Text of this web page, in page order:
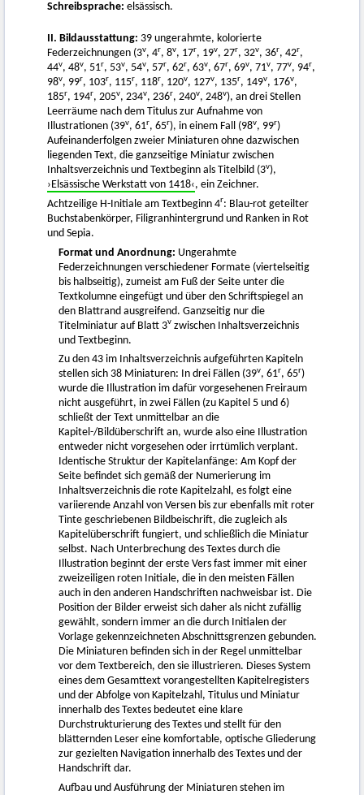
Schreibsprache: elsässisch.
II. Bildausstattung: 39 ungerahmte, kolorierte
Federzeichnungen (3v, 4r, 8v, 17r, 19v, 27r, 32v, 36r, 42r,
44v, 48v, 51r, 53v, 54v, 57r, 62r, 63v, 67r, 69v, 71v, 77v, 94r,
98v, 99r, 103r, 115r, 118r, 120v, 127v, 135r, 149v, 176v,
185r, 194r, 205v, 234v, 236r, 240v, 248v), an drei Stellen
Leerräume nach dem Titulus zur Aufnahme von
Illustrationen (39v, 61r, 65r), in einem Fall (98v, 99r)
Aufeinanderfolgen zweier Miniaturen ohne dazwischen
liegenden Text, die ganzseitige Miniatur zwischen
Inhaltsverzeichnis und Textbeginn als Titelbild (3v),
›Elsässische Werkstatt von 1418‹, ein Zeichner.
Achtzeilige H-Initiale am Textbeginn 4r: Blau-rot geteilter
Buchstabenkörper, Filigranhintergrund und Ranken in Rot
und Sepia.
Format und Anordnung: Ungerahmte
Federzeichnungen verschiedener Formate (viertelseitig
bis halbseitig), zumeist am Fuß der Seite unter die
Textkolumne eingefügt und über den Schriftspiegel an
den Blattrand ausgreifend. Ganzseitig nur die
Titelminiatur auf Blatt 3v zwischen Inhaltsverzeichnis
und Textbeginn.
Zu den 43 im Inhaltsverzeichnis aufgeführten Kapiteln
stellen sich 38 Miniaturen: In drei Fällen (39v, 61r, 65r)
wurde die Illustration im dafür vorgesehenen Freiraum
nicht ausgeführt, in zwei Fällen (zu Kapitel 5 und 6)
schließt der Text unmittelbar an die
Kapitel-/Bildüberschrift an, wurde also eine Illustration
entweder nicht vorgesehen oder irrtümlich verplant.
Identische Struktur der Kapitelanfänge: Am Kopf der
Seite befindet sich gemäß der Numerierung im
Inhaltsverzeichnis die rote Kapitelzahl, es folgt eine
variierende Anzahl von Versen bis zur ebenfalls mit roter
Tinte geschriebenen Bildbeischrift, die zugleich als
Kapitelüberschrift fungiert, und schließlich die Miniatur
selbst. Nach Unterbrechung des Textes durch die
Illustration beginnt der erste Vers fast immer mit einer
zweizeiligen roten Initiale, die in den meisten Fällen
auch in den anderen Handschriften nachweisbar ist. Die
Position der Bilder erweist sich daher als nicht zufällig
gewählt, sondern immer an die durch Initialen der
Vorlage gekennzeichneten Abschnittsgrenzen gebunden.
Die Miniaturen befinden sich in der Regel unmittelbar
vor dem Textbereich, den sie illustrieren. Dieses System
eines dem Gesamttext vorangestellten Kapitelregisters
und der Abfolge von Kapitelzahl, Titulus und Miniatur
innerhalb des Textes bedeutet eine klare
Durchstrukturierung des Textes und stellt für den
blätternden Leser eine komfortable, optische Gliederung
zur gezielten Navigation innerhalb des Textes und der
Handschrift dar.
Aufbau und Ausführung der Miniaturen stehen im